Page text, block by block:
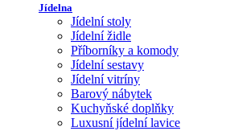
Jídelna
Jídelní stoly
Jídelní židle
Příborníky a komody
Jídelní sestavy
Jídelní vitríny
Barový nábytek
Kuchyňské doplňky
Luxusní jídelní lavice